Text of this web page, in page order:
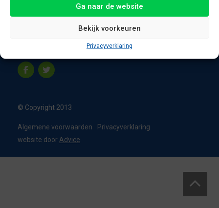
Ga naar de website
Bekijk voorkeuren
Privacyverklaring
Nederland
info@appelbouw.nl
© Copyright 2013
Algemene voorwaarden
Privacyverklaring
website door Advice